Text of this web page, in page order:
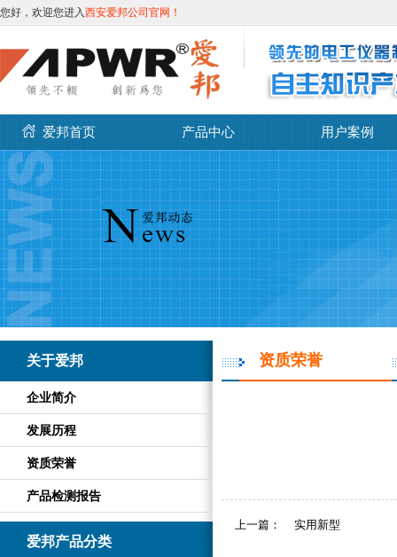
您好，欢迎您进入西安爱邦公司官网！
爱邦首页 产品中心 用户案例
关于爱邦
企业简介
发展历程
资质荣誉
产品检测报告
爱邦产品分类
资质荣誉
上一篇： 实用新型